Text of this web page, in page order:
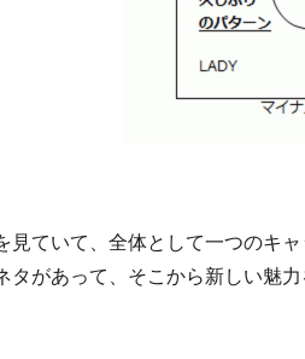
視聴
見ていて、全体として一つのキ
タがあって、そこから新しい魅